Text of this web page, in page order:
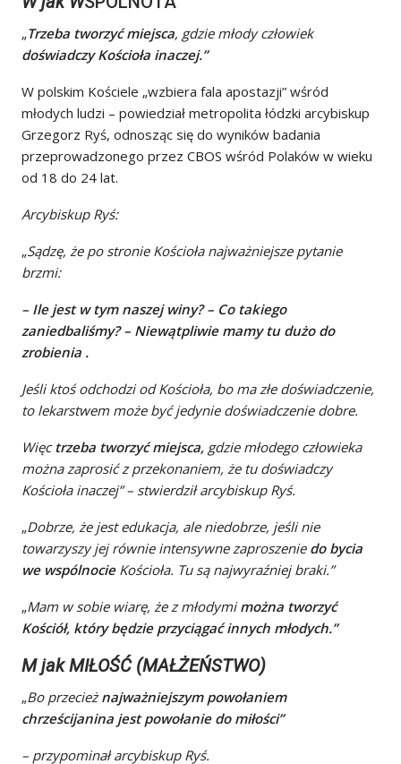
„Trzeba tworzyć miejsca, gdzie młody człowiek
doświadczy Kościoła inaczej.”
W polskim Kościele „wzbiera fala apostazji” wśród
młodych ludzi – powiedział metropolita łódzki arcybiskup
Grzegorz Ryś, odnosząc się do wyników badania
przeprowadzonego przez CBOS wśród Polaków w wieku
od 18 do 24 lat.
Arcybiskup Ryś:
„Sądzę, że po stronie Kościoła najważniejsze pytanie
brzmi:
– Ile jest w tym naszej winy? – Co takiego
zaniedbaliśmy? – Niewątpliwie mamy tu dużo do
zrobienia .
Jeśli ktoś odchodzi od Kościoła, bo ma złe doświadczenie,
to lekarstwem może być jedynie doświadczenie dobre.
Więctrzeba tworzyć miejsca, gdzie młodego człowieka
można zaprosić z przekonaniem, że tu doświadczy
Kościoła inaczej” – stwierdził arcybiskup Ryś.
„Dobrze, że jest edukacja, ale niedobrze, jeśli nie
towarzyszy jej równie intensywne zaproszenie do bycia
we wspólnocieKościoła. Tu są najwyraźniej braki.”
„Mam w sobie wiarę, że z młodymimożna tworzyć
Kościół, który będzie przyciągać innych młodych.”
M jak MIŁOŚĆ (MAŁŻEŃSTWO)
„Bo przecieżnajważniejszym powołaniem
chrześcijanina jest powołanie do miłości”
– przypominał arcybiskup Ryś.